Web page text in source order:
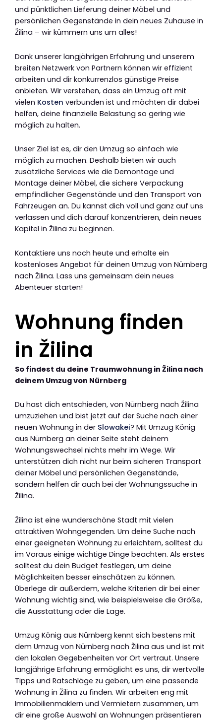
und pünktlichen Lieferung deiner Möbel und
persönlichen Gegenstände in dein neues Zuhause in
Žilina – wir kümmern uns um alles!
Dank unserer langjährigen Erfahrung und unserem
breiten Netzwerk von Partnern können wir effizient
arbeiten und dir konkurrenzlos günstige Preise
anbieten. Wir verstehen, dass ein Umzug oft mit
vielen Kosten verbunden ist und möchten dir dabei
helfen, deine finanzielle Belastung so gering wie
möglich zu halten.
Unser Ziel ist es, dir den Umzug so einfach wie
möglich zu machen. Deshalb bieten wir auch
zusätzliche Services wie die Demontage und
Montage deiner Möbel, die sichere Verpackung
empfindlicher Gegenstände und den Transport von
Fahrzeugen an. Du kannst dich voll und ganz auf uns
verlassen und dich darauf konzentrieren, dein neues
Kapitel in Žilina zu beginnen.
Kontaktiere uns noch heute und erhalte ein
kostenloses Angebot für deinen Umzug von Nürnberg
nach Žilina. Lass uns gemeinsam dein neues
Abenteuer starten!
Wohnung finden
in Žilina
So findest du deine Traumwohnung in Žilina nach
deinem Umzug von Nürnberg
Du hast dich entschieden, von Nürnberg nach Žilina
umzuziehen und bist jetzt auf der Suche nach einer
neuen Wohnung in der Slowakei? Mit Umzug König
aus Nürnberg an deiner Seite steht deinem
Wohnungswechsel nichts mehr im Wege. Wir
unterstützen dich nicht nur beim sicheren Transport
deiner Möbel und persönlichen Gegenstände,
sondern helfen dir auch bei der Wohnungssuche in
Žilina.
Žilina ist eine wunderschöne Stadt mit vielen
attraktiven Wohngegenden. Um deine Suche nach
einer geeigneten Wohnung zu erleichtern, solltest du
im Voraus einige wichtige Dinge beachten. Als erstes
solltest du dein Budget festlegen, um deine
Möglichkeiten besser einschätzen zu können.
Überlege dir außerdem, welche Kriterien dir bei einer
Wohnung wichtig sind, wie beispielsweise die Größe,
die Ausstattung oder die Lage.
Umzug König aus Nürnberg kennt sich bestens mit
dem Umzug von Nürnberg nach Žilina aus und ist mit
den lokalen Gegebenheiten vor Ort vertraut. Unsere
langjährige Erfahrung ermöglicht es uns, dir wertvolle
Tipps und Ratschläge zu geben, um eine passende
Wohnung in Žilina zu finden. Wir arbeiten eng mit
Immobilienmaklern und Vermietern zusammen, um
dir eine große Auswahl an Wohnungen präsentieren